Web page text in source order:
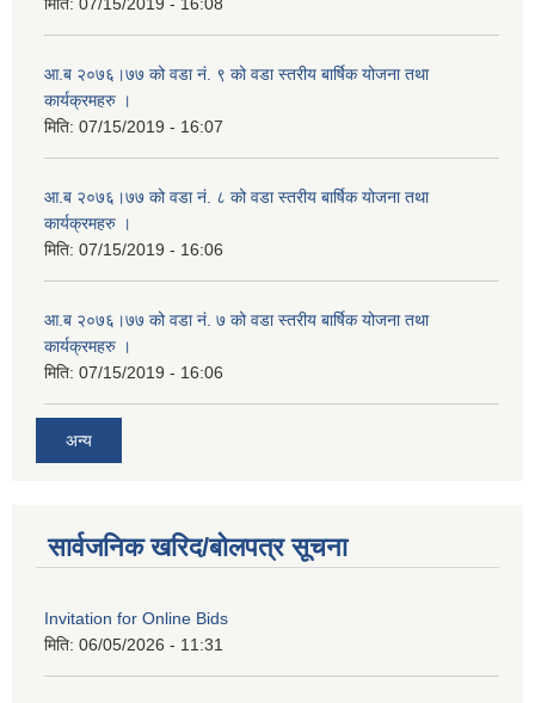
मिति: 07/15/2019 - 16:08
आ.ब २०७६।७७ को वडा नं. ९ को वडा स्तरीय बार्षिक योजना तथा
कार्यक्रमहरु ।
मिति: 07/15/2019 - 16:07
आ.ब २०७६।७७ को वडा नं. ८ को वडा स्तरीय बार्षिक योजना तथा
कार्यक्रमहरु ।
मिति: 07/15/2019 - 16:06
आ.ब २०७६।७७ को वडा नं. ७ को वडा स्तरीय बार्षिक योजना तथा
कार्यक्रमहरु ।
मिति: 07/15/2019 - 16:06
अन्य
सार्वजनिक खरिद/बोलपत्र सूचना
Invitation for Online Bids
मिति: 06/05/2026 - 11:31